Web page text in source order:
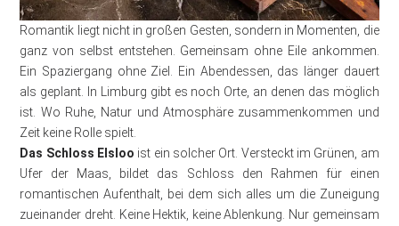
Romantik liegt nicht in großen Gesten, sondern in Momenten, die
ganz von selbst entstehen. Gemeinsam ohne Eile ankommen.
Ein Spaziergang ohne Ziel. Ein Abendessen, das länger dauert
als geplant. In Limburg gibt es noch Orte, an denen das möglich
ist. Wo Ruhe, Natur und Atmosphäre zusammenkommen und
Zeit keine Rolle spielt.
Das Schloss Elsloo ist ein solcher Ort. Versteckt im Grünen, am
Ufer der Maas, bildet das Schloss den Rahmen für einen
romantischen Aufenthalt, bei dem sich alles um die Zuneigung
zueinander dreht. Keine Hektik, keine Ablenkung. Nur gemeinsam